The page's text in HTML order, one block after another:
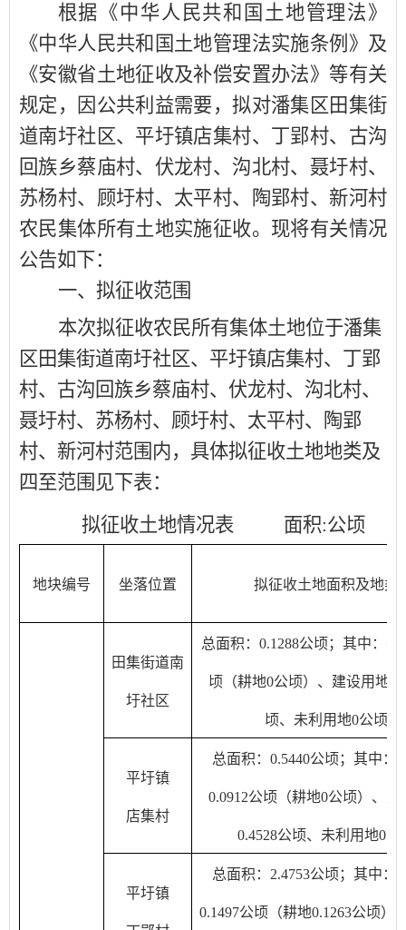
根据《中华人民共和国土地管理法》
《中华人民共和国土地管理法实施条例》及
《安徽省土地征收及补偿安置办法》等有关
规定，因公共利益需要，拟对潘集区田集街
道南圩社区、平圩镇店集村、丁郢村、古沟
回族乡蔡庙村、伏龙村、沟北村、聂圩村、
苏杨村、顾圩村、太平村、陶郢村、新河村
农民集体所有土地实施征收。现将有关情况
公告如下：
一、 拟征收范围
本次拟征收农民所有集体土地位于潘集
区田集街道南圩社区、平圩镇店集村、丁郢
村、古沟回族乡蔡庙村、伏龙村、沟北村、
聂圩村、苏杨村、顾圩村、太平村、陶郢
村、新河村范围内，具体拟征收土地地类及
四至范围见下表：
拟征收土地情况表
面积:公顷
地块编号 坐落位置 拟征收土地面积及地类
田集街道南
圩社区
总面积：0.1288公顷；其中：农
顷（耕地0公顷）、建设用地
顷、未利用地0公顷
平圩镇
店集村
总面积：0.5440公顷；其中：
0.0912公顷（耕地0公顷）、建
0.4528公顷、未利用地0公
平圩镇
总面积：2.4753公顷；其中：
0.1497公顷（耕地0.1263公顷）